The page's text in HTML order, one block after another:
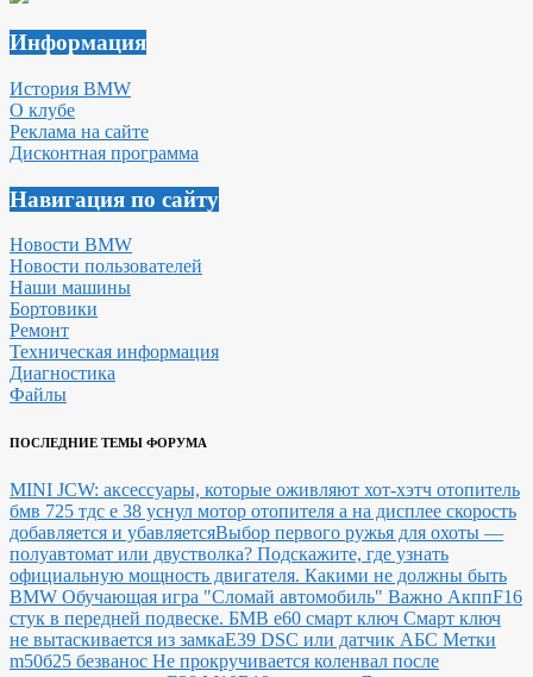
Информация
История BMW
О клубе
Реклама на сайте
Дисконтная программа
Навигация по сайту
Новости BMW
Новости пользователей
Наши машины
Бортовики
Ремонт
Техническая информация
Диагностика
Файлы
ПОСЛЕДНИЕ ТЕМЫ ФОРУМА
MINI JCW: аксессуары, которые оживляют хот-хэтч отопитель
бмв 725 тдс е 38 уснул мотор отопителя а на дисплее скорость
добавляется и убавляетсяВыбор первого ружья для охоты —
полуавтомат или двустволка? Подскажите, где узнать
официальную мощность двигателя. Какими не должны быть
BMW Обучающая игра "Сломай автомобиль" Важно АкппF16
стук в передней подвеске. БМВ е60 смарт ключ Смарт ключ
не вытаскивается из замкаE39 DSC или датчик АБС Метки
m50б25 безванос Не прокручивается коленвал после